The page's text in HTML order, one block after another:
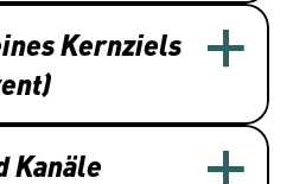
Kernziels
Kanäle